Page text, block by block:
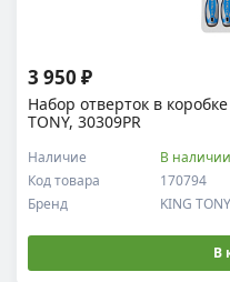
Набор отверток в
TONY, 30309PR
Код товара 170794
Наличие В наличии
Бренд KING TONY
3 950 ₽
В